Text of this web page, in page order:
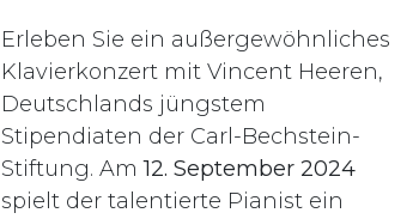
Erleben Sie ein außergewöhnliches
Klavierkonzert mit Vincent Heeren,
Deutschlands jüngstem
Stipendiaten der Carl-Bechstein-
Stiftung. Am12. September 2024
spielt der talentierte Pianist ein